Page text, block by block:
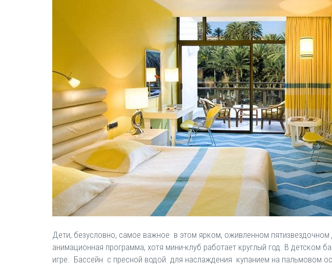
Дети, безусловно, самое важное в этом ярком, оживленном
анимационная программа, хотя мини-клуб работает круглый год. В
игре. Бассейн с пресной водой для наслаждения купанием на пальмовом